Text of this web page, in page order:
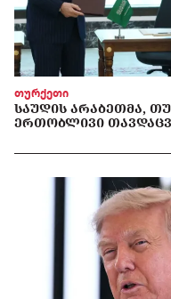
თურქეთი
ᲡᲐᲣᲓᲘᲡ ᲐᲠᲐᲑᲔᲗᲛᲐ,
ᲔᲠᲗᲝᲑᲚᲘᲕᲘ